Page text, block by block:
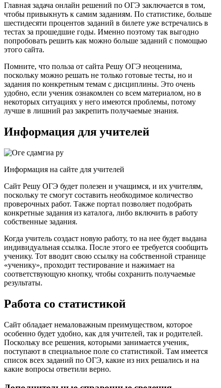
Главная задача онлайн решений по ОГЭ заключается в том,
чтобы привыкнуть к самим заданиям. По статистике, больше
шестидесяти процентов заданий в билете уже встречались в
тестах за прошедшие годы. Именно поэтому так выгодно
попробовать решить как можно больше заданий с помощью
этого сайта.
Помните, что польза от сайта Решу ОГЭ неоценима,
поскольку можно решать не только готовые тесты, но и
задания по конкретным темам с дисциплины. Это очень
удобно, если ученик ознакомлен со всем материалом, но в
некоторых ситуациях у него имеются проблемы, потому
лучше в лишний раз закрепить получаемые знания.
Информация для учителей
Информация на сайте для учителей
Сайт Решу ОГЭ будет полезен и учащимся, и их учителям,
поскольку те смогут составить необходимое количество
проверочных работ. Также портал позволяет подобрать
конкретные задания из каталога, либо включить в работу
собственные задания.
Когда учитель создаст новую работу, то на нее будет выдана
индивидуальная ссылка. После этого ее требуется сообщить
ученику. Тот вводит свою ссылку на собственной странице
«ученику», проходит тестирование и нажимает на
соответствующую кнопку, чтобы сохранить получаемые
результаты.
Работа со статистикой
Сайт обладает немаловажным преимуществом, которое
особенно будет удобно, как для учителей, так и родителей.
Поскольку все решения, которыми занимается ученик,
поступают в специальное поле со статистикой. Там имеется
список всех заданий по ОГЭ, какие из них решались и на
какие вопросы ответили верно.